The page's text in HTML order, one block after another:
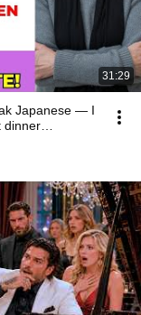
31:29
Japanese — I
dinner…